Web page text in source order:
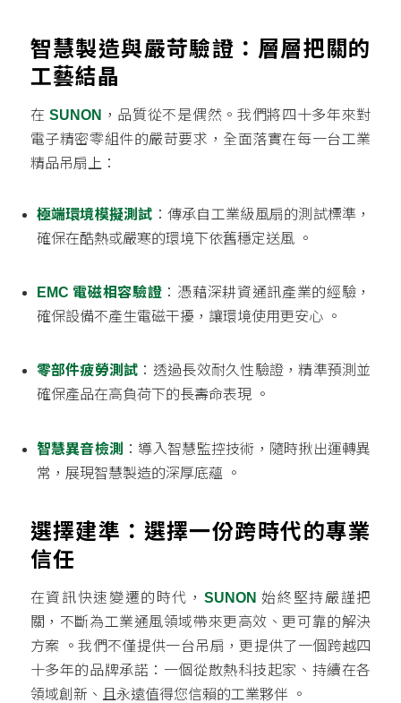
智慧製造與嚴苛驗證：層層把關的
工藝結晶
在 SUNON ，品質從不是偶然。我們將四十多年來對
電子精密零組件的嚴苛要求，全面落實在每一台工業
精品吊扇上：
極端環境模擬測試 ：傳承自工業級風扇的測試標準，
確保在酷熱或嚴寒的環境下依舊穩定送風 。
EMC 電磁相容驗證 ：憑藉深耕資通訊產業的經驗，
確保設備不產生電磁干擾，讓環境使用更安心 。
零部件疲勞測試 ：透過長效耐久性驗證，精準預測並
確保產品在高負荷下的長壽命表現 。
智慧異音檢測 ：導入智慧監控技術，隨時揪出運轉異
常，展現智慧製造的深厚底蘊
。
選擇建準：選擇一份跨時代的專業
信任
在資訊快速變遷的時代， SUNON 始終堅持嚴謹把
關，不斷為工業通風領域帶來更高效、更可靠的解決
方案
。我們不僅提供一台吊扇，更提供了一個跨越四
十多年的品牌承諾：一個從散熱科技起家、持續在各
領域創新、且永遠值得您信賴的工業夥伴
。